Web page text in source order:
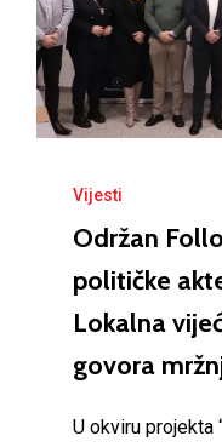
Vijesti
Održan
političke
Lokalna
govora
U okviru projekta